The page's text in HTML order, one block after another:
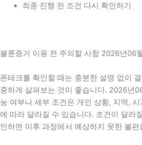
최종 진행 전 조건 다시 확인하기
불륜증거 이용 전 주의할 사항 2026년06
폰테크를 확인할 때는 충분한 설명 없이
중하게 살펴보는 것이 좋습니다. 2026년
능 여부나 세부 조건은 개인 상황, 지역,
에 따라 달라질 수 있습니다. 조건이 달라
인하면 이후 과정에서 예상하지 못한 불